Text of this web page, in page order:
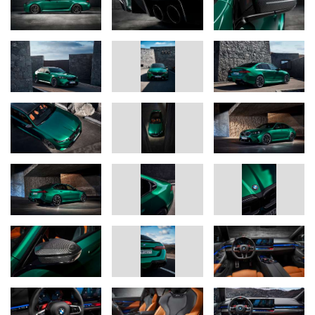
Sistema de propulsión M HYBRID en el nuevo BMW M5:
El sistema de propulsión M HYBRID del nuevo BMW M5 combina
un motor V8 de 4,4 litros con el clásico carácter de altas
revoluciones con un motor eléctrico, cuyas características de
rendimiento se han ajustado específicamente para el BMW M5 y
que está integrado en el cambio M Steptronic de ocho
velocidades. El motor de combustión se beneficia de la más
moderna tecnología M TwinPower Turbo, de un colector de
escape de bancada cruzada y de una separación optimizada del
aceite. Desarrolla una potencia máxima de 430 kW/585 CV y un
par máximo de 750 Nm. La potencia máxima del motor eléctrico
es de 145 kW/197 CV. Tiene un par nominal de 280 Nm, pero una
etapa de preengranaje permite aumentar el par efectivo a la
entrada de la transmisión hasta 450 Nm.
La combinación de motor de combustión y motor eléctrico sigue
el mismo principio que el sistema de propulsión del vehículo de
carreras de resistencia BMW M Hybrid V8. La capacidad del
motor eléctrico para generar su potencia de forma instantánea y
la interacción inteligentemente controlada del motor de